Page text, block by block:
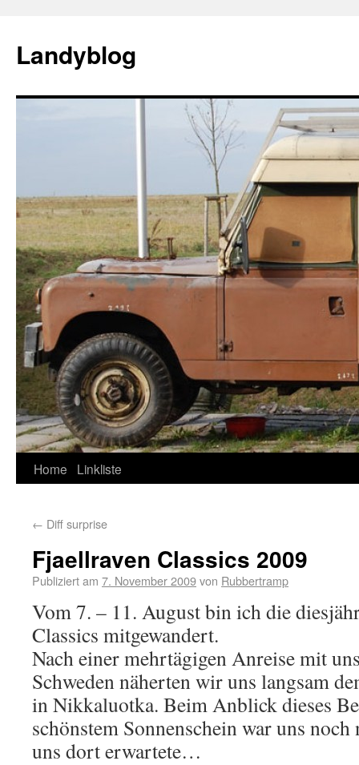
Landyblog
Home Linkliste
← Diff surprise
Fjaellraven Classics 2009
Publiziert am 7. November 2009von Rubbertramp
Vom 7. – 11. August bin ich die
Classics mitgewandert.
Nach einer mehrtägigen Anreise mit
Schweden näherten wir uns langsam
in Nikkaluotka. Beim Anblick dieses
schönstem Sonnenschein war uns
uns dort erwartete…